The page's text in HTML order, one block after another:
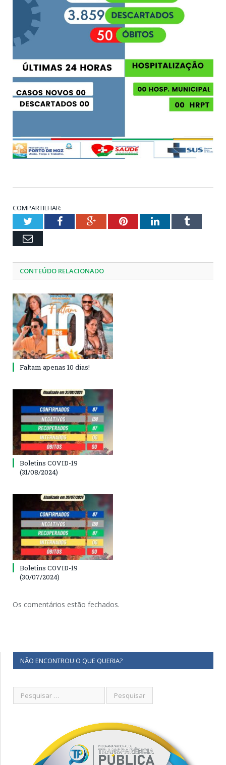
COMPARTILHAR:
TwitterFacebookGoogle+PinterestLinkedInTumblr
Email
CONTEÚDO RELACIONADO
Faltam apenas 10 dias!
Boletins COVID-19
(31/08/2024)
Boletins COVID-19
(30/07/2024)
Os comentários estão fechados.
NÃO ENCONTROU O QUE QUERIA?